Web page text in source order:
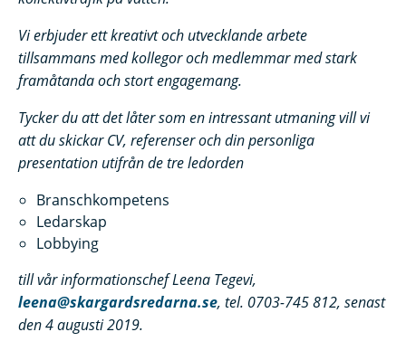
Vi erbjuder ett kreativt och utvecklande arbete
tillsammans med kollegor och medlemmar med stark
framåtanda och stort engagemang.
Tycker du att det låter som en intressant utmaning vill vi
att du skickar CV, referenser och din personliga
presentation utifrån de tre ledorden
Branschkompetens
Ledarskap
Lobbying
till vår informationschef Leena Tegevi,
leena@skargardsredarna.se, tel. 0703-745 812, senast
den 4 augusti 2019.